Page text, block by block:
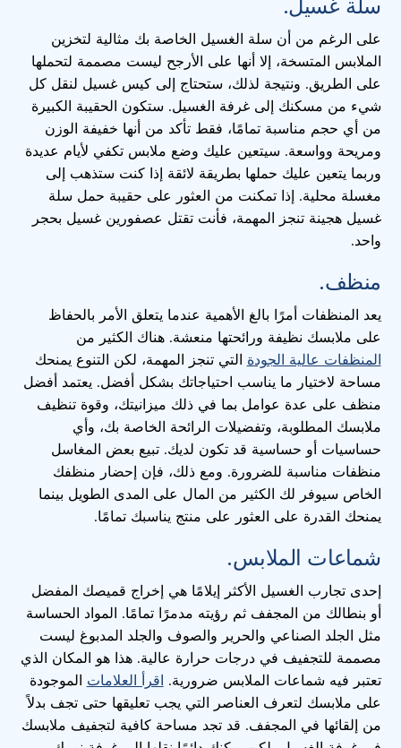
سلة غسيل.
على الرغم من أن سلة الغسيل الخاصة بك مثالية لتخزين
الملابس المتسخة، إلا أنها على الأرجح ليست مصممة لتحملها
على الطريق. ونتيجة لذلك، ستحتاج إلى كيس غسيل لنقل كل
شيء من مسكنك إلى غرفة الغسيل. ستكون الحقيبة الكبيرة
من أي حجم مناسبة تمامًا، فقط تأكد من أنها خفيفة الوزن
ومريحة وواسعة. سيتعين عليك وضع ملابس تكفي لأيام عديدة
وربما يتعين عليك حملها بطريقة لائقة إذا كنت ستذهب إلى
مغسلة محلية. إذا تمكنت من العثور على حقيبة حمل سلة
غسيل هجينة تنجز المهمة، فأنت تقتل عصفورين غسيل بحجر
واحد.
منظف.
يعد المنظفات أمرًا بالغ الأهمية عندما يتعلق الأمر بالحفاظ
على ملابسك نظيفة ورائحتها منعشة. هناك الكثير من
المنظفات عالية الجودة التي تنجز المهمة، لكن التنوع يمنحك
مساحة لاختيار ما يناسب احتياجاتك بشكل أفضل. يعتمد أفضل
منظف على عدة عوامل بما في ذلك ميزانيتك، وقوة تنظيف
ملابسك المطلوبة، وتفضيلات الرائحة الخاصة بك، وأي
حساسيات أو حساسية قد تكون لديك. تبيع بعض المغاسل
منظفات مناسبة للضرورة. ومع ذلك، فإن إحضار منظفك
الخاص سيوفر لك الكثير من المال على المدى الطويل بينما
يمنحك القدرة على العثور على منتج يناسبك تمامًا.
شماعات الملابس.
إحدى تجارب الغسيل الأكثر إيلامًا هي إخراج قميصك المفضل
أو بنطالك من المجفف ثم رؤيته مدمرًا تمامًا. المواد الحساسة
مثل الجلد الصناعي والحرير والصوف والجلد المدبوغ ليست
مصممة للتجفيف في درجات حرارة عالية. هذا هو المكان الذي
تعتبر فيه شماعات الملابس ضرورية. اقرأ العلامات الموجودة
على ملابسك لتعرف العناصر التي يجب تعليقها حتى تجف بدلاً
من إلقائها في المجفف. قد تجد مساحة كافية لتجفيف ملابسك